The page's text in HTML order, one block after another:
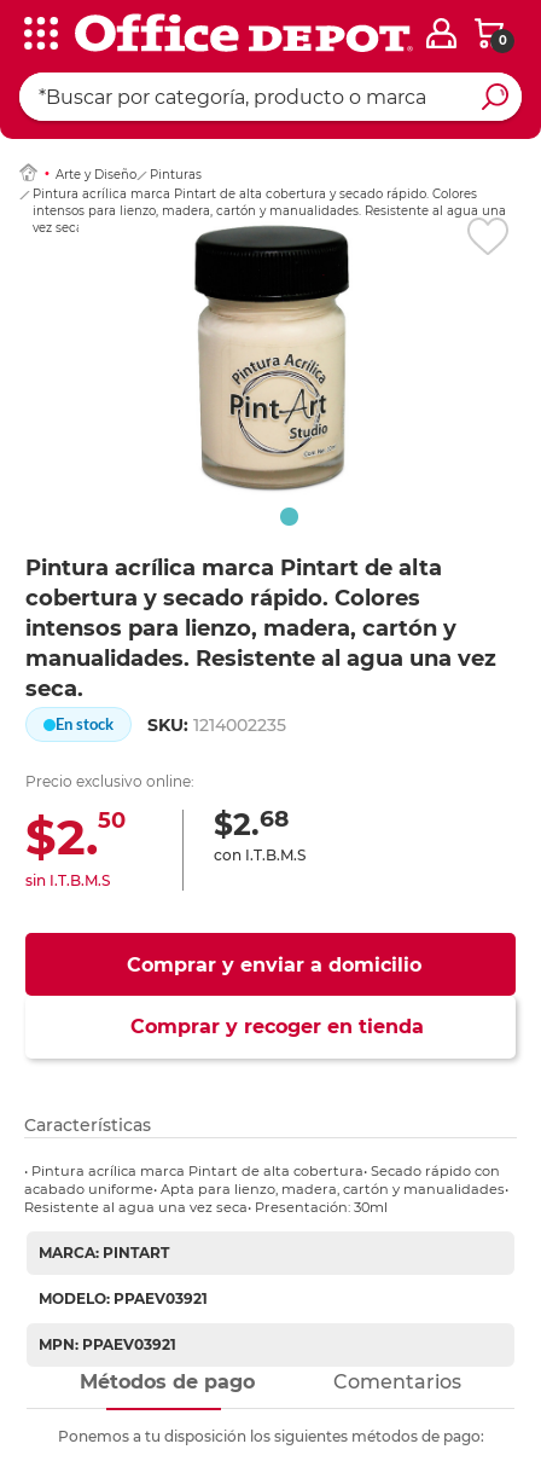
0
Arte y Diseño
Pinturas
Pintura acrílica marca Pintart de alta cobertura y secado rápido. Colores
intensos para lienzo, madera, cartón y manualidades. Resistente al agua una
vez seca.
Pintura acrílica marca Pintart de alta
cobertura y secado rápido. Colores
intensos para lienzo, madera, cartón y
manualidades. Resistente al agua una vez
seca.
En stock SKU:1214002235
Precio exclusivo online:
$2.50
sin I.T.B.M.S
$2.68
con I.T.B.M.S
Comprar y enviar a domicilio
Comprar y recoger en tienda
Ingresar Codigo
Características
• Pintura acrílica marca Pintart de alta cobertura• Secado rápido con
acabado uniforme• Apta para lienzo, madera, cartón y manualidades•
Resistente al agua una vez seca• Presentación: 30ml
MARCA: PINTART
MODELO: PPAEV03921
MPN: PPAEV03921
Métodos de pago Comentarios
Ponemos a tu disposición los siguientes métodos de pago: